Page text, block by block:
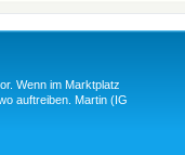
Wenn im Marktplatz
auftreiben. Martin (IG